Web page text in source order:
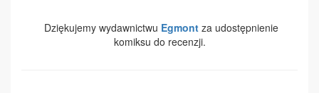
Dziękujemy wydawnictwu Egmontza udostępnienie
komiksu do recenzji.